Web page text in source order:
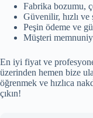
Fabrika bozumu,
Güvenilir, hızlı ve
Peşin ödeme ve
Müşteri
En iyi fiyat ve
üzerinden hemen bize
öğrenmek ve hızlıca
çıkın!